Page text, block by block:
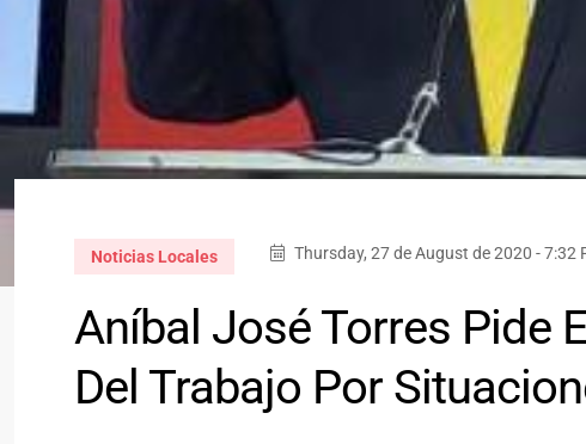
Noticias Locales Thursday, 27 de August de 2020 - 7:32
Aníbal José Torres Pide
Del Trabajo Por